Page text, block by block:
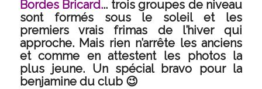
Bordes Bricard... trois groupes de niveau
sont formés sous le soleil et les
premiers vrais frimas de l’hiver qui
approche. Mais rien n’arrête les anciens
et comme en attestent les photos la
plus jeune. Un spécial bravo pour la
benjamine du club 😉